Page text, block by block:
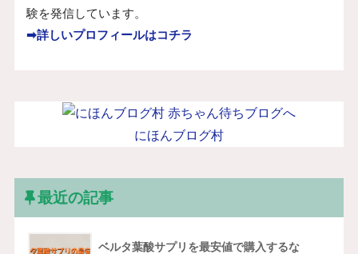
験を発信しています。
➡詳しいプロフィールはコチラ
にほんブログ村
最近の記事
ベルタ葉酸サプリを最安値で購入するな